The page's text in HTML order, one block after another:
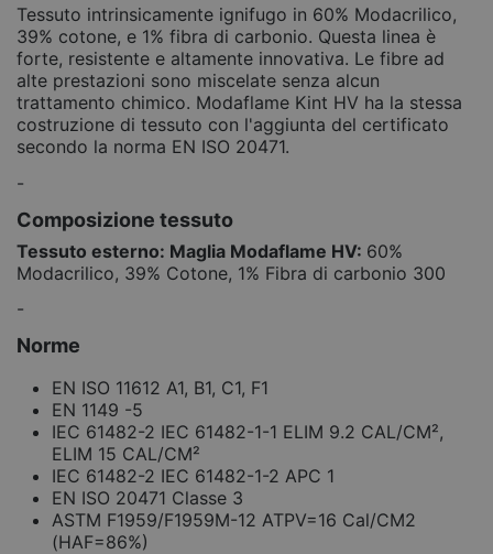
Tessuto intrinsicamente ignifugo in 60% Modacrilico,
39% cotone, e 1% fibra di carbonio. Questa linea è
forte, resistente e altamente innovativa. Le fibre ad
alte prestazioni sono miscelate senza alcun
trattamento chimico. Modaflame Kint HV ha la stessa
costruzione di tessuto con l'aggiunta del certificato
secondo la norma EN ISO 20471.
-
Composizione tessuto
Tessuto esterno: Maglia Modaflame HV: 60%
Modacrilico, 39% Cotone, 1% Fibra di carbonio 300
-
Norme
EN ISO 11612 A1, B1, C1, F1
EN 1149 -5
IEC 61482-2 IEC 61482-1-1 ELIM 9.2 CAL/CM²,
ELIM 15 CAL/CM²
IEC 61482-2 IEC 61482-1-2 APC 1
EN ISO 20471 Classe 3
ASTM F1959/F1959M-12 ATPV=16 Cal/CM2
(HAF=86%)